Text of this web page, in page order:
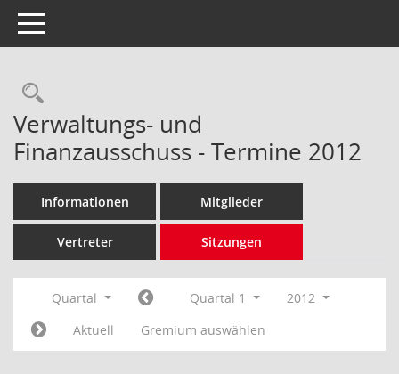
Toggle navigation
Rechercheauswahl
Verwaltungs- und
Finanzausschuss - Termine 2012
Informationen Mitglieder
Vertreter Sitzungen
Quartal Quartal 1
2012
Aktuell
Gremium auswählen